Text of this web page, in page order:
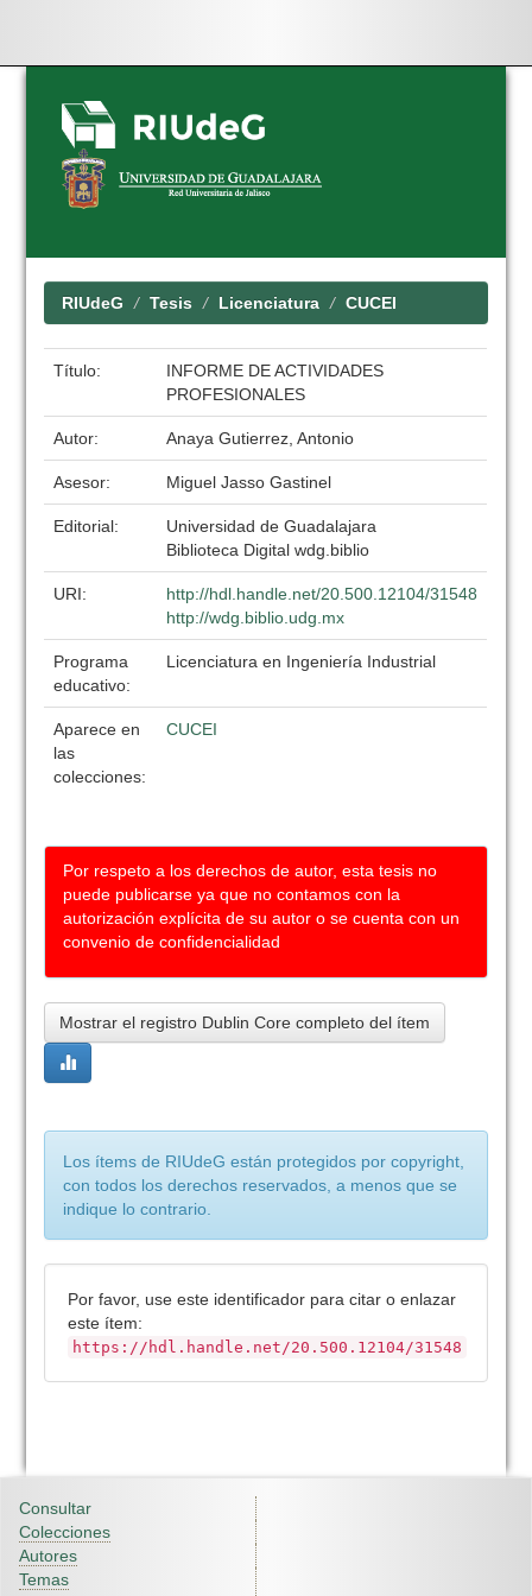
Skip
navigation
RIUdeG Tesis Licenciatura CUCEI
Título:
INFORME DE ACTIVIDADES
PROFESIONALES
Autor: Anaya Gutierrez, Antonio
Asesor: Miguel Jasso Gastinel
Editorial:
Universidad de Guadalajara
Biblioteca Digital wdg.biblio
URI:
http://hdl.handle.net/20.500.12104/31548
http://wdg.biblio.udg.mx
Programa
educativo:
Licenciatura en Ingeniería Industrial
Aparece en
las
colecciones:
CUCEI
Por respeto a los derechos de autor, esta tesis no
puede publicarse ya que no contamos con la
autorización explícita de su autor o se cuenta con un
convenio de confidencialidad
Mostrar el registro Dublin Core completo del ítem
Los ítems de RIUdeG están protegidos por copyright,
con todos los derechos reservados, a menos que se
indique lo contrario.
Por favor, use este identificador para citar o enlazar
este ítem:
https://hdl.handle.net/20.500.12104/31548
Consultar
Colecciones
Autores
Temas